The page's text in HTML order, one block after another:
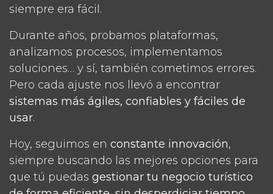
siempre era fácil.
Durante años, probamos plataformas,
analizamos procesos, implementamos
soluciones… y sí, también cometimos errores.
Pero cada ajuste nos llevó a encontrar
sistemas más ágiles, confiables y fáciles de
usar.
Hoy, seguimos en constante innovación,
siempre buscando las mejores opciones para
que tú puedas gestionar tu negocio turístico